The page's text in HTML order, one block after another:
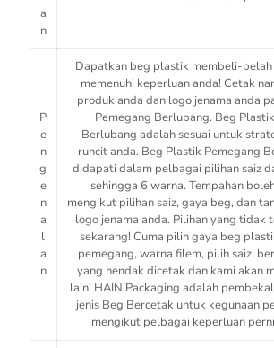
a
n
P
e
n
g
e
n
a
l
a
n
Dapatkan beg plastik membeli-
memenuhi keperluan anda! Cetak
produk anda dan logo jenama anda
Pemegang Berlubang. Beg
Berlubang adalah sesuai untuk
runcit anda. Beg Plastik Pemegang
didapati dalam pelbagai pilihan saiz
sehingga 6 warna. Tempahan
mengikut pilihan saiz, gaya beg, dan
logo jenama anda. Pilihan yang tidak
sekarang! Cuma pilih gaya beg
pemegang, warna filem, pilih saiz,
yang hendak dicetak dan kami akan
lain! HAIN Packaging adalah
jenis Beg Bercetak untuk kegunaan
mengikut pelbagai keperluan